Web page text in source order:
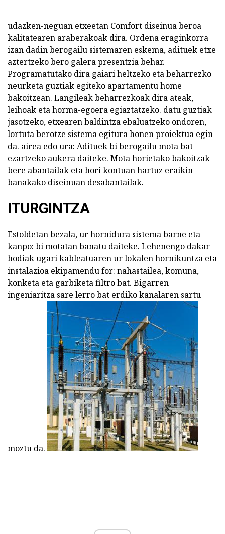
udazken-neguan etxeetan Comfort diseinua beroa
kalitatearen araberakoak dira. Ordena eraginkorra
izan dadin berogailu sistemaren eskema, adituek etxe
aztertzeko bero galera presentzia behar.
Programatutako dira gaiari heltzeko eta beharrezko
neurketa guztiak egiteko apartamentu home
bakoitzean. Langileak beharrezkoak dira ateak,
leihoak eta horma-egoera egiaztatzeko. datu guztiak
jasotzeko, etxearen baldintza ebaluatzeko ondoren,
lortuta berotze sistema egitura honen proiektua egin
da. airea edo ura: Adituek bi berogailu mota bat
ezartzeko aukera daiteke. Mota horietako bakoitzak
bere abantailak eta hori kontuan hartuz eraikin
banakako diseinuan desabantailak.
ITURGINTZA
Estoldetan bezala, ur hornidura sistema barne eta
kanpo: bi motatan banatu daiteke. Lehenengo dakar
hodiak ugari kableatuaren ur lokalen hornikuntza eta
instalazioa ekipamendu for: nahastailea, komuna,
konketa eta garbiketa filtro bat. Bigarren
ingeniaritza sare lerro bat erdiko kanalaren sartu
moztu da.